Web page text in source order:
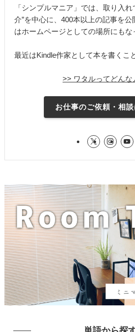
「シンプルマニア」では、取り入
介”を中心に、400本以上の記事を
はホームページとしての場所にもな
最近はKindle作家として本を書くこ
>> ワタルってどんな
お仕事のご依頼・相